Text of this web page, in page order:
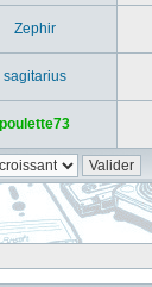
Zephir
sagitarius
poulette73